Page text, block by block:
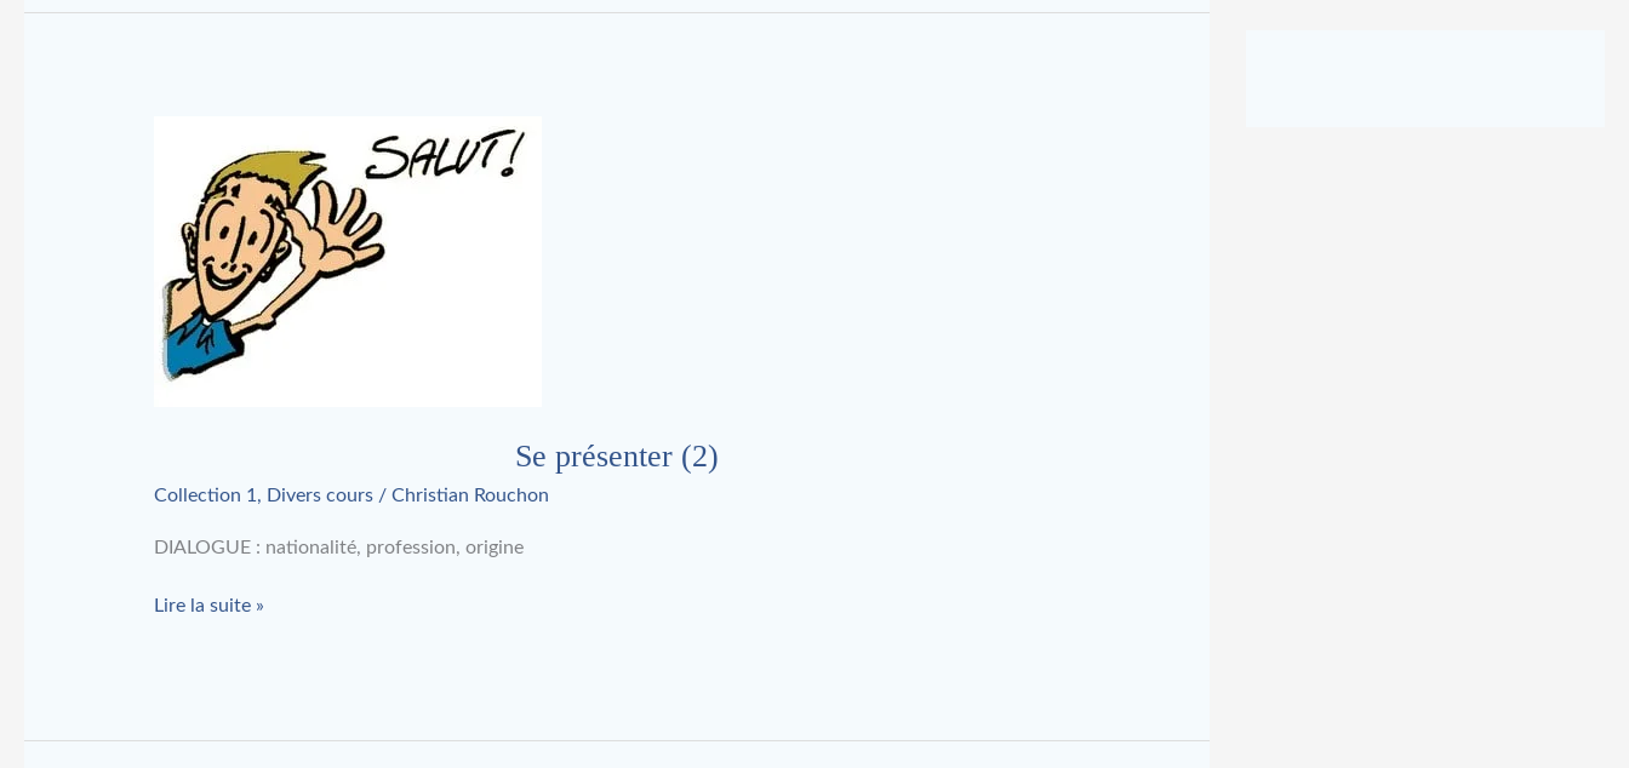
Se présenter (2)
Collection 1, Divers cours/ Christian Rouchon
DIALOGUE : nationalité, profession, origine
présenter
Lire la suite »